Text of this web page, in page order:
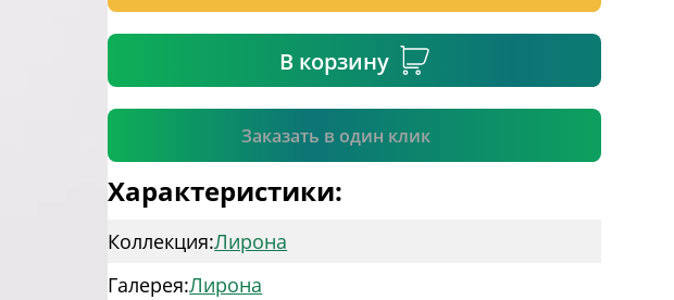
В корзину
Заказать в один клик
* необязательное поле
Подтвердить
Характеристики:
Коллекция:Лирона
Галерея:Лирона